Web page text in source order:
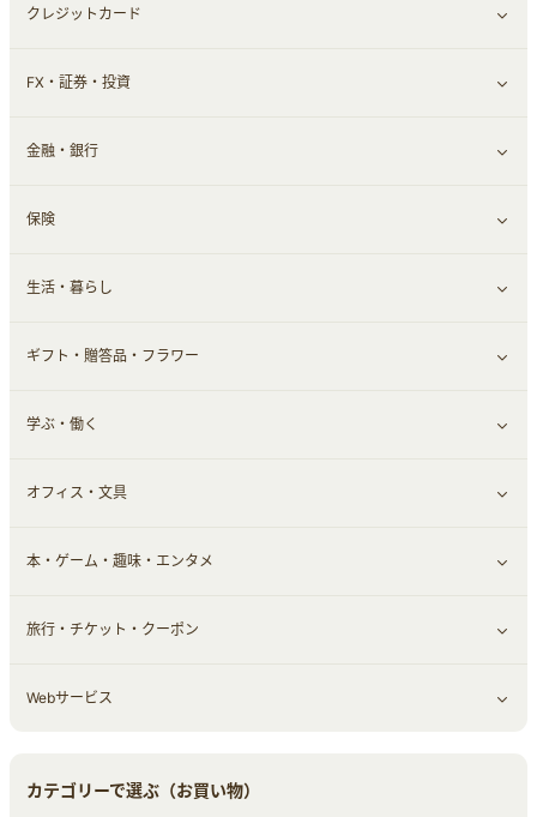
ウォーターサーバー
メンズ美容
日用品・薬局・からだ
ネット買取
すべて見る
家電・パソコン・ソフトウェア
通信・レンタルサーバー
スマホ・携帯電話・SIM
定額制有料コンテンツ
クレジットカード
すべて見る
クレジットカード
FX・証券・投資
すべて見る
証券
仮想通貨
その他投資
金融・銀行
銀行・ネット銀行
キャッシング・ローン
その他金融
保険
すべて見る
保険相談・面談
生活・暮らし
すべて見る
住まい・暮らし
不動産
引越し
エコ・エネルギー
車情報・カーシェア・レンタル
ギフト・贈答品・フラワー
すべて見る
ギフト・贈答品
学ぶ・働く
すべて見る
習い事・学習・学校
仕事・転職
オフィス・文具
すべて見る
オフィス・文具
本・ゲーム・趣味・エンタメ
すべて見る
ゲーム・趣味
旅行・チケット・クーポン
すべて見る
Webサービス
カテゴリーで選ぶ（お買い物）